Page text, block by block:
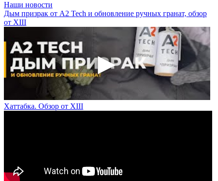
Наши новости
Дым призрак от А2 Tech и обновление ручных гранат, обзор
от XIII
Хаттабка. Обзор от XIII